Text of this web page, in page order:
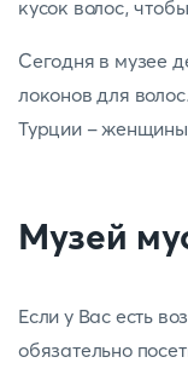
кусок волос,
Сегодня в музее
локонов для
Турции -
Музей
Если у Вас есть
обязательно